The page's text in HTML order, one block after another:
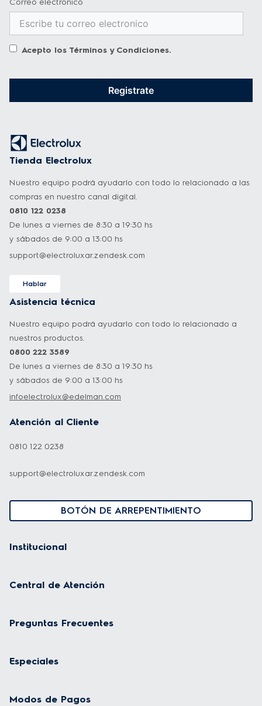
Correo electronico
Acepto los Términos y Condiciones.
Registrate
Tienda Electrolux
Nuestro equipo podrá ayudarlo con todo lo relacionado a las
compras en nuestro canal digital.
0810 122 0238
De lunes a viernes de 8:30 a 19:30 hs
y sábados de 9:00 a 13:00 hs
support@electroluxar.zendesk.com
Hablar
Asistencia técnica
Nuestro equipo podrá ayudarlo con todo lo relacionado a
nuestros productos.
0800 222 3589
De lunes a viernes de 8:30 a 19:30 hs
y sábados de 9:00 a 13:00 hs
infoelectrolux@edelman.com
Atención al Cliente
0810 122 0238
support@electroluxar.zendesk.com
BOTÓN DE ARREPENTIMIENTO
Institucional
Central de Atención
Preguntas Frecuentes
Especiales
Modos de Pagos